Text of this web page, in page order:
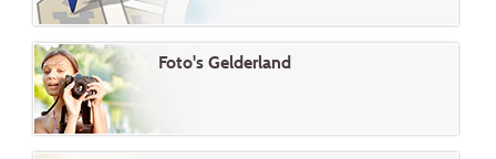
Foto's Gelderland